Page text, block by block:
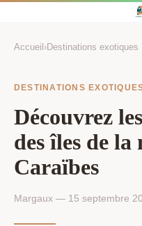
Accueil ›Destinations exotiques
DESTINATIONS
Découvrez
des îles de la
Caraïbes
Margaux — 15 septembre